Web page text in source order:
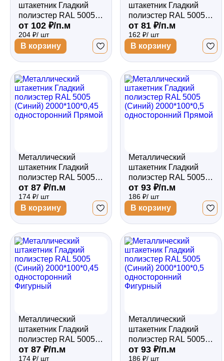
штакетник Гладкий
полиэстер RAL 5005
(Синий) 2000*100*0,5
двухсторонний
Прямой
от 102 ₽/п.м
204 ₽/ шт
В корзину
штакетник Гладкий
полиэстер RAL 5005
(Синий) 2000*100*0,4
односторонний
Прямой
от 81 ₽/п.м
162 ₽/ шт
В корзину
Металлический
штакетник Гладкий
полиэстер RAL 5005
(Синий) 2000*100*0,45
односторонний
Прямой
от 87 ₽/п.м
174 ₽/ шт
В корзину
Металлический
штакетник Гладкий
полиэстер RAL 5005
(Синий) 2000*100*0,5
односторонний
Прямой
от 93 ₽/п.м
186 ₽/ шт
В корзину
Металлический
штакетник Гладкий
полиэстер RAL 5005
(Синий) 2000*100*0,45
односторонний
от 87 ₽/п.м
174 ₽/ шт
Металлический
штакетник Гладкий
полиэстер RAL 5005
(Синий) 2000*100*0,5
односторонний
от 93 ₽/п.м
186 ₽/ шт